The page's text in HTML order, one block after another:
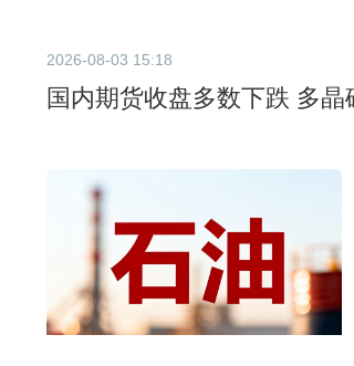
2026-08-03 15:18
国内期货收盘多数下跌 多晶